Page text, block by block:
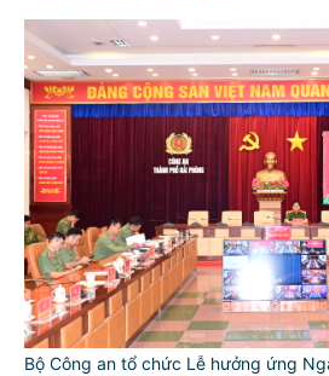
Bộ Công an tổ chức Lễ hưởng ứng